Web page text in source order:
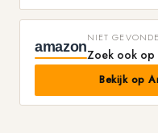
amazon
NIET
Zoek ook op
Bekijk op